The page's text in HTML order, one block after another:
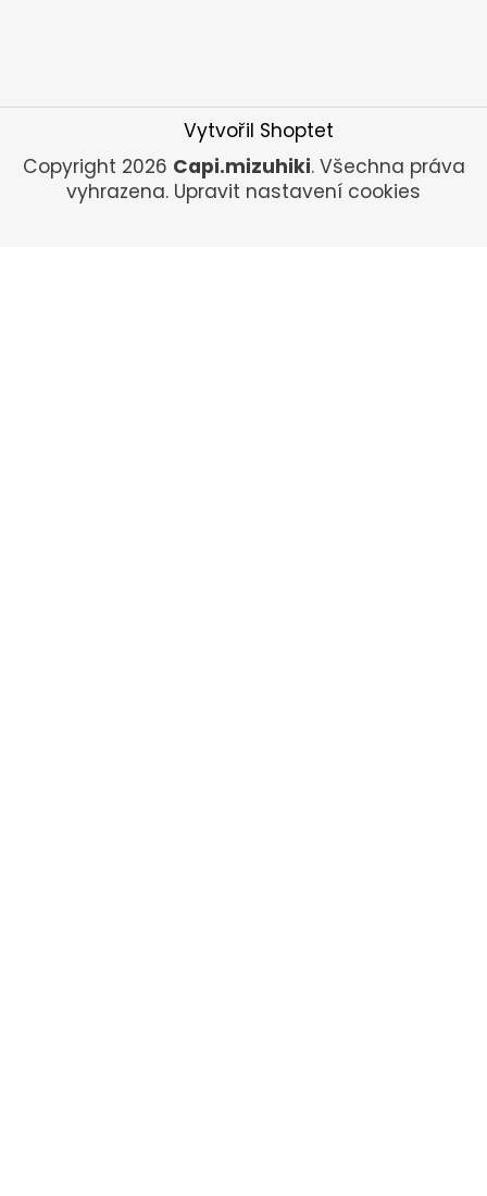
Vytvořil Shoptet
Copyright 2026 Capi.mizuhiki. Všechna práva
vyhrazena. Upravit nastavení cookies